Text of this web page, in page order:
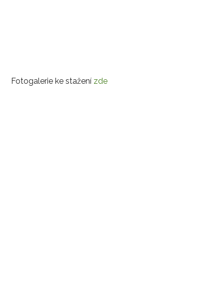
Fotogalerie ke stažení zde